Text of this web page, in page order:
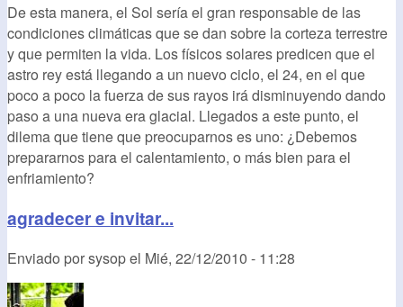
De esta manera, el Sol sería el gran responsable de las
condiciones climáticas que se dan sobre la corteza terrestre
y que permiten la vida. Los físicos solares predicen que el
astro rey está llegando a un nuevo ciclo, el 24, en el que
poco a poco la fuerza de sus rayos irá disminuyendo dando
paso a una nueva era glacial. Llegados a este punto, el
dilema que tiene que preocuparnos es uno: ¿Debemos
prepararnos para el calentamiento, o más bien para el
enfriamiento?
agradecer e invitar...
Enviado porsysopel Mié, 22/12/2010 - 11:28